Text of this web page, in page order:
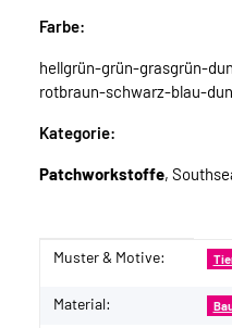
Farbe:
hellgrün-grün-grasgrün-
rotbraun-schwarz-blau-
Kategorie:
Patchworkstoffe,
Produkteigenschaft
Wert
Muster & Motive:
Material: